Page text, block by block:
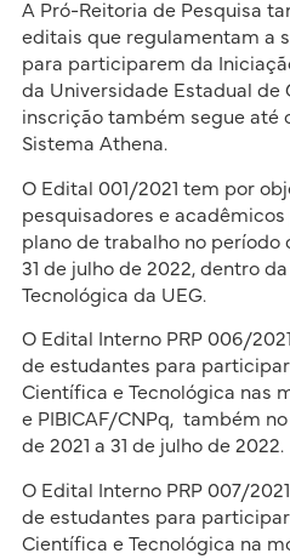
A Pró-Reitoria de Pesquisa
editais que regulamentam a
para participarem da
da Universidade Estadual de
inscrição também segue até
Sistema Athena.
O Edital 001/2021 tem por
pesquisadores e
plano de trabalho no período
31 de julho de 2022, dentro
Tecnológica da UEG.
O Edital Interno PRP 006/
de estudantes para
Científica e Tecnológica nas
e PIBICAF/CNPq, também
de 2021 a 31 de julho de 2022.
O Edital Interno PRP 007/
de estudantes para
Científica e Tecnológica na